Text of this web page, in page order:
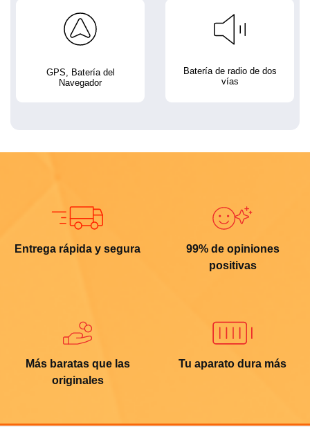
GPS, Batería del
Navegador
Batería de radio de dos
vías
Entrega rápida y segura
99% de opiniones
positivas
Más baratas que las
originales
Tu aparato dura más